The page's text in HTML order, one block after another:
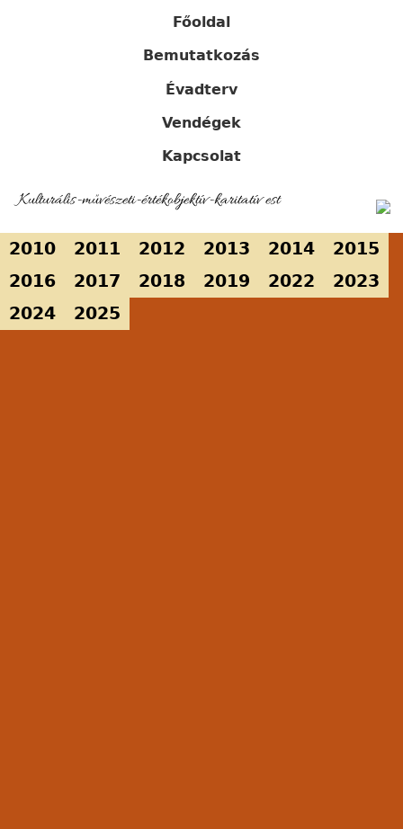
Főoldal
Bemutatkozás
Évadterv
Vendégek
Kapcsolat
Kulturális-művészeti-értékobjektív-karitatív est
Back
top
2010 2011 2012 2013 2014
2015
2016
2017 2018 2019 2022
2023
2024
2025